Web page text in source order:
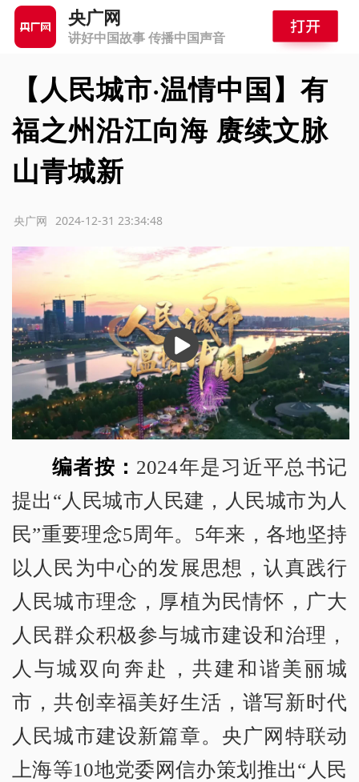
央广网
讲好中国故事 传播中国声音
【人民城市·温情中国】有
福之州沿江向海 赓续文脉
山青城新
2024-12-31 23:34:48
央广网
播
放
编者按： 2024年是习近平总书记
提出“人民城市人民建，人民城市为人
民”重要理念5周年。5年来，各地坚持
以人民为中心的发展思想，认真践行
人民城市理念，厚植为民情怀，广大
人民群众积极参与城市建设和治理，
人与城双向奔赴，共建和谐美丽城
市，共创幸福美好生活，谱写新时代
人民城市建设新篇章。央广网特联动
上海等10地党委网信办策划推出“人民